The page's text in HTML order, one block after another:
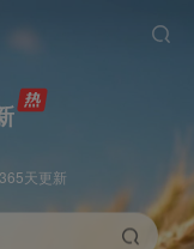
天更新